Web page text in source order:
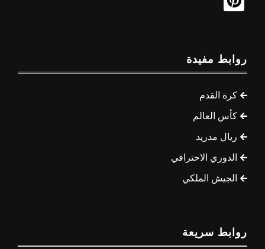
روابط مفيدة
كرة القدم
كأس العالم
ريال مدريد
الدوري الاحترافي
الجيش الملكي
روابط سريعة